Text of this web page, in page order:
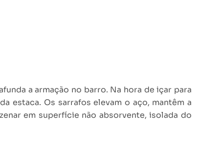
a armação no barro. Na hora de içar para
estaca. Os sarrafos elevam o aço, mantêm a
em superfície não absorvente, isolada do